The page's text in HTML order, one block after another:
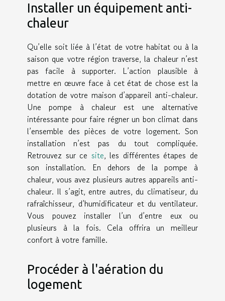
Installer un équipement anti-
chaleur
Qu’elle soit liée à l’état de votre habitat ou à la
saison que votre région traverse, la chaleur n’est
pas facile à supporter. L’action plausible à
mettre en œuvre face à cet état de chose est la
dotation de votre maison d’appareil anti-chaleur.
Une pompe à chaleur est une alternative
intéressante pour faire régner un bon climat dans
l’ensemble des pièces de votre logement. Son
installation n’est pas du tout compliquée.
Retrouvez sur ce site, les différentes étapes de
son installation. En dehors de la pompe à
chaleur, vous avez plusieurs autres appareils anti-
chaleur. Il s’agit, entre autres, du climatiseur, du
rafraîchisseur, d’humidificateur et du ventilateur.
Vous pouvez installer l’un d’entre eux ou
plusieurs à la fois. Cela offrira un meilleur
confort à votre famille.
Procéder à l'aération du
logement